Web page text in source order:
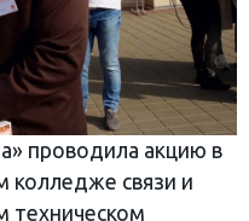
проводила акцию в
колледже связи и
техническом